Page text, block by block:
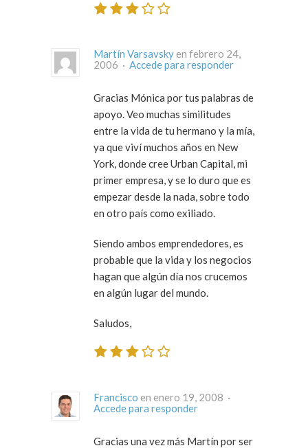
Martín Varsavsky en febrero 24,
2006 · Accede para responder
Gracias Mónica por tus palabras de
apoyo. Veo muchas similitudes
entre la vida de tu hermano y la mía,
ya que viví muchos años en New
York, donde cree Urban Capital, mi
primer empresa, y se lo duro que es
empezar desde la nada, sobre todo
en otro país como exiliado.
Siendo ambos emprendedores, es
probable que la vida y los negocios
hagan que algún día nos crucemos
en algún lugar del mundo.
Saludos,
Francisco
en enero 19, 2008 ·
Accede para responder
Gracias una vez más Martín por ser